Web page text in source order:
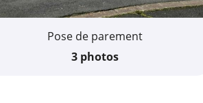
Pose de parement
3 photos